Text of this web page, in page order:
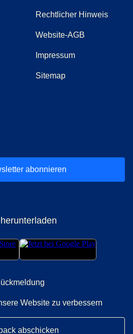
Rechtlicher Hinweis
Website-AGB
Impressum
Sitemap
abonnieren
Website zu verbessern
abschicken